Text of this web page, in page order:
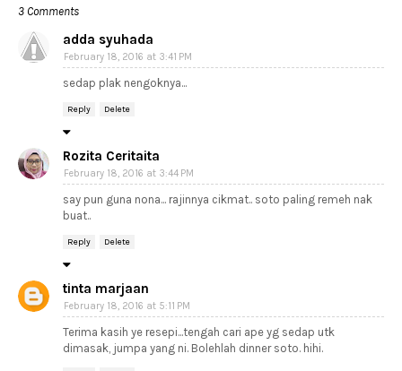
3 Comments
adda syuhada
February 18, 2016 at 3:41 PM
sedap plak nengoknya...
Reply Delete
Rozita Ceritaita
February 18, 2016 at 3:44 PM
say pun guna nona... rajinnya cikmat.. soto paling remeh nak
buat..
Reply Delete
tinta marjaan
February 18, 2016 at 5:11 PM
Terima kasih ye resepi...tengah cari ape yg sedap utk
dimasak, jumpa yang ni. Bolehlah dinner soto. hihi.